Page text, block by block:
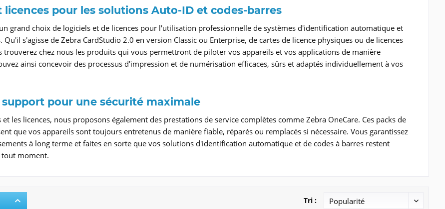
licences pour les solutions Auto-ID et codes-barres
grand choix de logiciels et de licences pour l'utilisation professionnelle de systèmes d'identification automatique et
Qu'il s'agisse de Zebra CardStudio 2.0 en version Classic ou Enterprise, de cartes de licence physiques ou de licences
trouverez chez nous les produits qui vous permettront de piloter vos appareils et vos applications de manière
ainsi concevoir des processus d'impression et de numérisation efficaces, sûrs et adaptés individuellement à vos
support pour une sécurité maximale
les licences, nous proposons également des prestations de service complètes comme Zebra OneCare. Ces packs de
que vos appareils sont toujours entretenus de manière fiable, réparés ou remplacés si nécessaire. Vous garantissez
à long terme et faites en sorte que vos solutions d'identification automatique et de codes à barres restent
moment.
Tri :